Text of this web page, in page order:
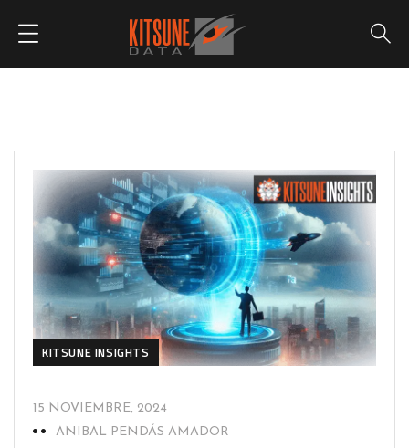
KITSUNE INSIGHTS
15 NOVIEMBRE, 2024
ANIBAL PENDÁS AMADOR